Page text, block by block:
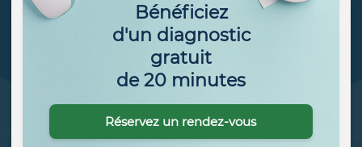
Bénéficiez
d'un diagnostic
gratuit
de 20 minutes
Réservez un rendez-vous